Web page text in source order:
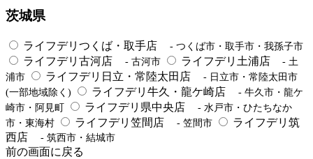
茨城県
ライフデリつくば・取手店 - つくば市・取手市・我孫子市
ライフデリ古河店 - 古河市 ライフデリ土浦店
- 土
浦市
ライフデリ日立・常陸太田店
- 日立市・常陸太田市
(一部地域除く)
ライフデリ牛久・龍ケ崎店
- 牛久市・龍ケ
崎市・阿見町
ライフデリ県中央店
- 水戸市・ひたちなか
市・東海村
ライフデリ笠間店 - 笠間市
ライフデリ筑
西店
- 筑西市・結城市
前の画面に戻る